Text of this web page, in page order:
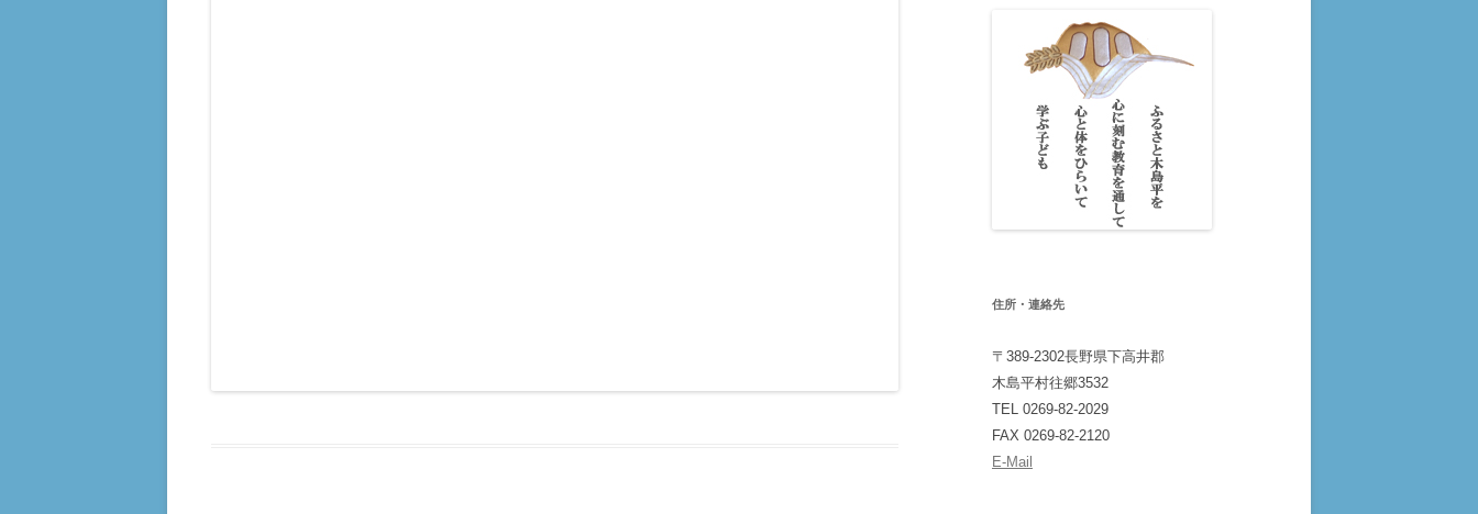
住所・連絡先
〒389-2302長野県下高井郡
木島平村往郷3532
TEL 0269-82-2029
FAX 0269-82-2120
E-Mail